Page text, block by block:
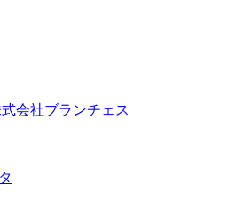
会社ブランチェス